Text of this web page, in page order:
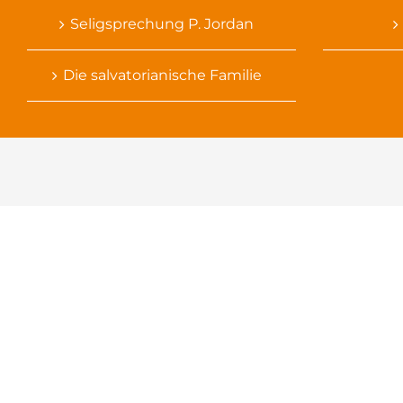
Seligsprechung P. Jordan
Die salvatorianische Familie